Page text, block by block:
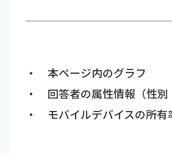
・ 本ページ内のグラフ
・ 回答者の属性情報（性別
・ モバイルデバイスの所